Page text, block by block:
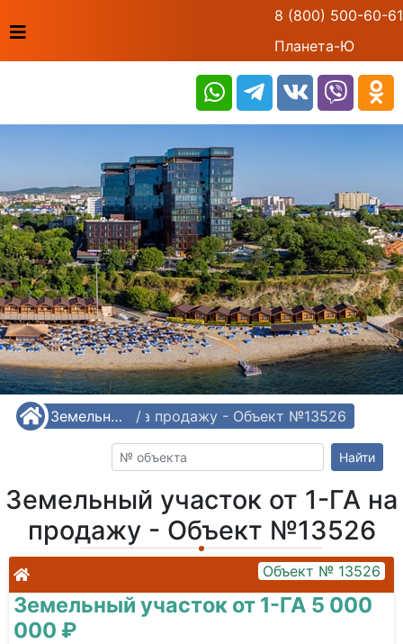
8 (800) 500-60-61
Планета-Ю
/ Земельные участки от 1-ГА /
участок от 1-ГА на продажу - Объект №13526
Найти
Земельный участок от 1-ГА на
продажу - Объект №13526
Объект № 13526
Земельный участок от 1-ГА 5 000
000 ₽